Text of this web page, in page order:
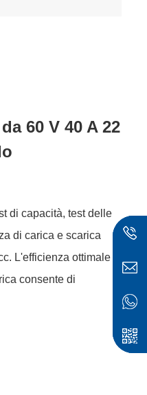
60 V 40 A 22
di capacità, test delle
di carica e scarica
L'efficienza ottimale
consente di